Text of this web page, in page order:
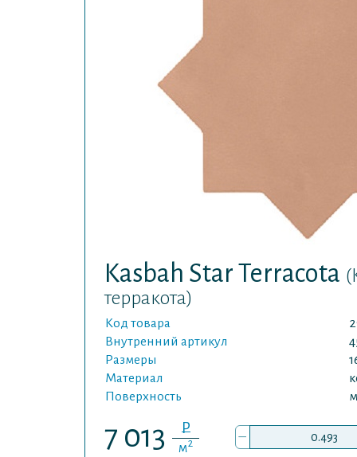
Kasbah Star Terracota
терракота)
Код товара
Внутренний артикул
Размеры
Материал
Поверхность
7 013 P
м2 –